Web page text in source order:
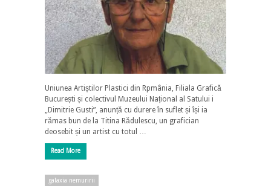
Uniunea Artiștilor Plastici din Rpmânia, Filiala Grafică
București și colectivul Muzeului Național al Satului i
„Dimitrie Gusti”, anunță cu durere în suflet și își ia
rămas bun de la Titina Rădulescu, un grafician
deosebit și un artist cu totul …
Read More
galaxia nemuririi